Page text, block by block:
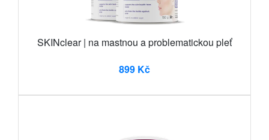
SKINclear | na mastnou a problematickou pleť
899 Kč